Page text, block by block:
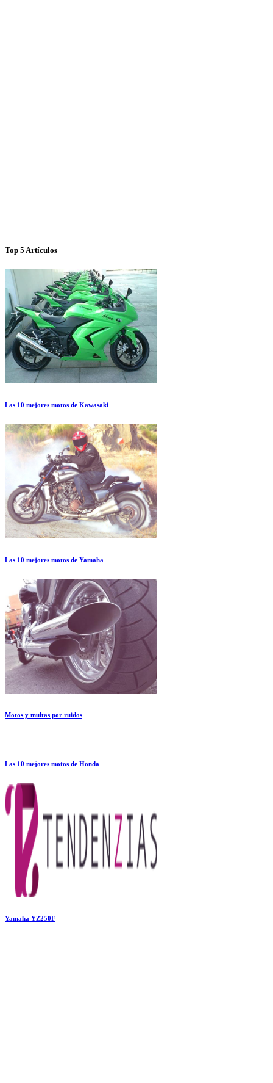
Top 5 Artículos
Las 10 mejores motos de Kawasaki
Las 10 mejores motos de Yamaha
Motos y multas por ruidos
Las 10 mejores motos de Honda
Yamaha YZ250F